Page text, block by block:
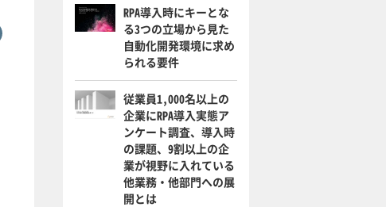
RPA導入時にキーとな
る3つの立場から見た
自動化開発環境に求め
られる要件
従業員1,000名以上の
企業にRPA導入実態ア
ンケート調査、導入時
の課題、9割以上の企
業が視野に入れている
他業務・他部門への展
開とは